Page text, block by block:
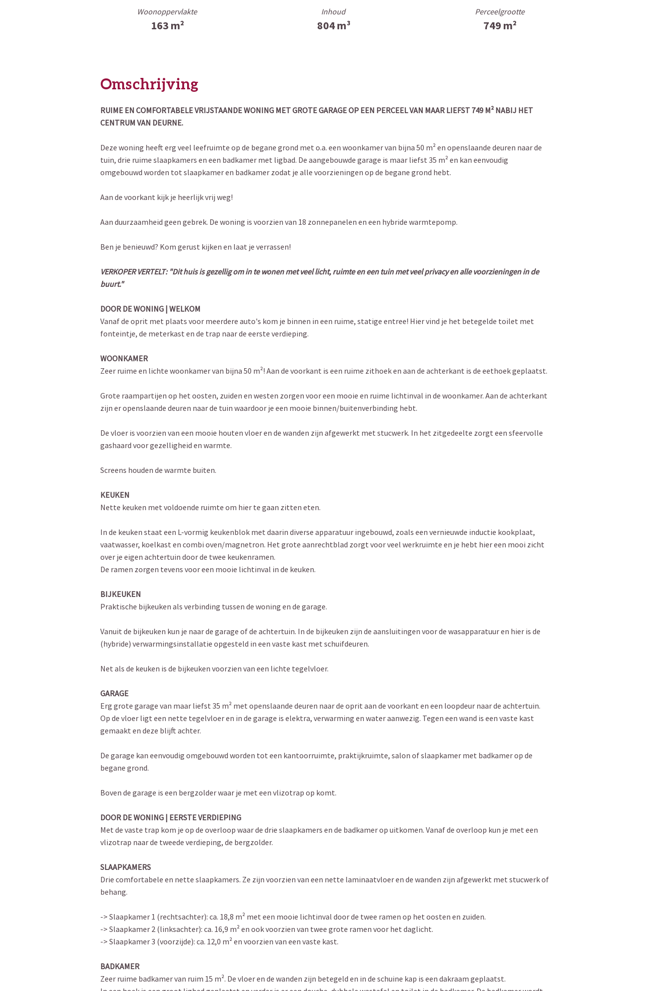
Woonoppervlakte
163 m²
Inhoud
804 m³
Perceelgrootte
749 m²
Omschrijving
RUIME EN COMFORTABELE VRIJSTAANDE WONING MET GROTE GARAGE OP EEN PERCEEL VAN MAAR LIEFST 749 M² NABIJ HET
CENTRUM VAN DEURNE.
Deze woning heeft erg veel leefruimte op de begane grond met o.a. een woonkamer van bijna 50 m² en openslaande deuren naar de
tuin, drie ruime slaapkamers en een badkamer met ligbad. De aangebouwde garage is maar liefst 35 m² en kan eenvoudig
omgebouwd worden tot slaapkamer en badkamer zodat je alle voorzieningen op de begane grond hebt.
Aan de voorkant kijk je heerlijk vrij weg!
Aan duurzaamheid geen gebrek. De woning is voorzien van 18 zonnepanelen en een hybride warmtepomp.
Ben je benieuwd? Kom gerust kijken en laat je verrassen!
VERKOPER VERTELT: "Dit huis is gezellig om in te wonen met veel licht, ruimte en een tuin met veel privacy en alle voorzieningen in de
buurt."
DOOR DE WONING | WELKOM
Vanaf de oprit met plaats voor meerdere auto's kom je binnen in een ruime, statige entree! Hier vind je het betegelde toilet met
fonteintje, de meterkast en de trap naar de eerste verdieping.
WOONKAMER
Zeer ruime en lichte woonkamer van bijna 50 m²! Aan de voorkant is een ruime zithoek en aan de achterkant is de eethoek geplaatst.
Grote raampartijen op het oosten, zuiden en westen zorgen voor een mooie en ruime lichtinval in de woonkamer. Aan de achterkant
zijn er openslaande deuren naar de tuin waardoor je een mooie binnen/buitenverbinding hebt.
De vloer is voorzien van een mooie houten vloer en de wanden zijn afgewerkt met stucwerk. In het zitgedeelte zorgt een sfeervolle
gashaard voor gezelligheid en warmte.
Screens houden de warmte buiten.
KEUKEN
Nette keuken met voldoende ruimte om hier te gaan zitten eten.
In de keuken staat een L-vormig keukenblok met daarin diverse apparatuur ingebouwd, zoals een vernieuwde inductie kookplaat,
vaatwasser, koelkast en combi oven/magnetron. Het grote aanrechtblad zorgt voor veel werkruimte en je hebt hier een mooi zicht
over je eigen achtertuin door de twee keukenramen.
De ramen zorgen tevens voor een mooie lichtinval in de keuken.
BIJKEUKEN
Praktische bijkeuken als verbinding tussen de woning en de garage.
Vanuit de bijkeuken kun je naar de garage of de achtertuin. In de bijkeuken zijn de aansluitingen voor de wasapparatuur en hier is de
(hybride) verwarmingsinstallatie opgesteld in een vaste kast met schuifdeuren.
Net als de keuken is de bijkeuken voorzien van een lichte tegelvloer.
GARAGE
Erg grote garage van maar liefst 35 m² met openslaande deuren naar de oprit aan de voorkant en een loopdeur naar de achtertuin.
Op de vloer ligt een nette tegelvloer en in de garage is elektra, verwarming en water aanwezig. Tegen een wand is een vaste kast
gemaakt en deze blijft achter.
De garage kan eenvoudig omgebouwd worden tot een kantoorruimte, praktijkruimte, salon of slaapkamer met badkamer op de
begane grond.
Boven de garage is een bergzolder waar je met een vlizotrap op komt.
DOOR DE WONING | EERSTE VERDIEPING
Met de vaste trap kom je op de overloop waar de drie slaapkamers en de badkamer op uitkomen. Vanaf de overloop kun je met een
vlizotrap naar de tweede verdieping, de bergzolder.
SLAAPKAMERS
Drie comfortabele en nette slaapkamers. Ze zijn voorzien van een nette laminaatvloer en de wanden zijn afgewerkt met stucwerk of
behang.
-> Slaapkamer 1 (rechtsachter): ca. 18,8 m² met een mooie lichtinval door de twee ramen op het oosten en zuiden.
-> Slaapkamer 2 (linksachter): ca. 16,9 m² en ook voorzien van twee grote ramen voor het daglicht.
-> Slaapkamer 3 (voorzijde): ca. 12,0 m² en voorzien van een vaste kast.
BADKAMER
Zeer ruime badkamer van ruim 15 m². De vloer en de wanden zijn betegeld en in de schuine kap is een dakraam geplaatst.